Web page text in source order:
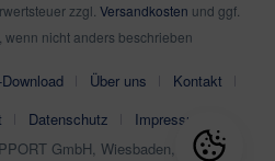
zzgl. Versandkosten und ggf.
nicht anders beschrieben
Über uns
Kontakt
Datenschutz
Impressum
GmbH, Wiesbaden, Germany